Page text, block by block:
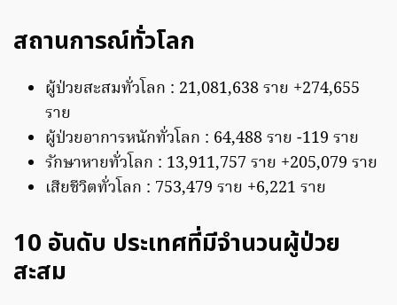
สถานการณ์ทั่วโลก
ผู้ป่วยสะสมทั่วโลก : 21,081,638 ราย +274,655
ราย
ผู้ป่วยอาการหนักทั่วโลก : 64,488 ราย -119 ราย
รักษาหายทั่วโลก : 13,911,757 ราย +205,079 ราย
เสียชีวิตทั่วโลก : 753,479 ราย +6,221 ราย
10 อันดับ ประเทศที่มีจำนวนผู้ป่วย
สะสม